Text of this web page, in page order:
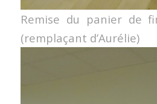
Remise du panier de
(remplaçant d’Aurélie)